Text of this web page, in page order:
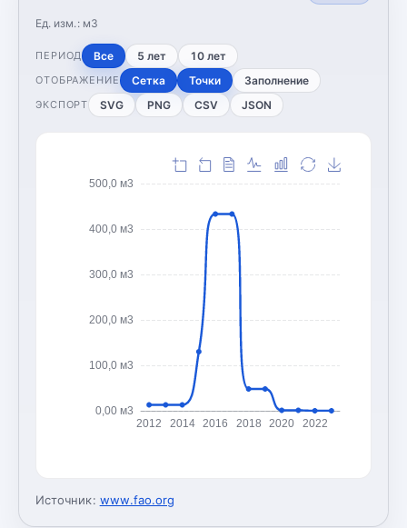
Ед. изм.: м3
ПЕРИОД Все 5 лет 10 лет
ОТОБРАЖЕНИЕ Сетка Точки Заполнение
ЭКСПОРТ SVG PNG CSV JSON
0,00 м3
100,0 м3
200,0 м3
300,0 м3
400,0 м3
500,0 м3
2012 2014 2016 2018 2020 2022
Источник: www.fao.org